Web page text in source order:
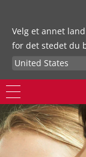
Velg et annet
for det stedet du